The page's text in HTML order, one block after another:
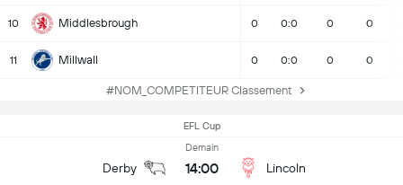
10 Middlesbrough 0 0:0 0 0
11 Millwall 0 0:0 0 0
#NOM_COMPETITEUR Classement
EFL Cup
Derby
Demain
14:00 Lincoln